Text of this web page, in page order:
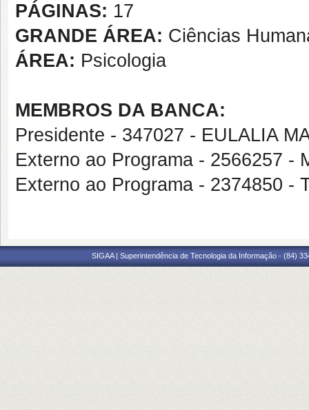
PÁGINAS: 17
GRANDE ÁREA: Ciências
ÁREA: Psicologia
MEMBROS DA BANCA:
Presidente - 347027 - EULALIA
Externo ao Programa - 2566257 -
Externo ao Programa - 2374850 -
SIGAA | Superintendência de Tecnologia da Informação - (84)